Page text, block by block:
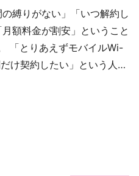
縛りがない」「いつ解約し
額料金が割安」ということ
「とりあえずモバイルWi-
け契約したい」という人…